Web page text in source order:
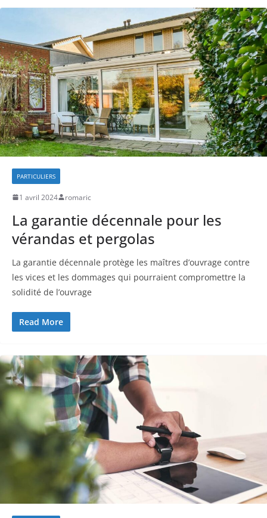
PARTICULIERS
1 avril 2024 romaric
La garantie décennale pour les
vérandas et pergolas
La garantie décennale protège les maîtres d’ouvrage contre
les vices et les dommages qui pourraient compromettre la
solidité de l’ouvrage
Read More